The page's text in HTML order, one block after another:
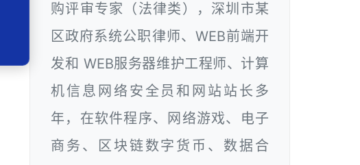
购评审专家（法律类），深圳市某
区政府系统公职律师、WEB前端开
发和 WEB服务器维护工程师、计算
机信息网络安全员和网站站长多
年，在软件程序、网络游戏、电子
商务、区块链数字货币、数据合